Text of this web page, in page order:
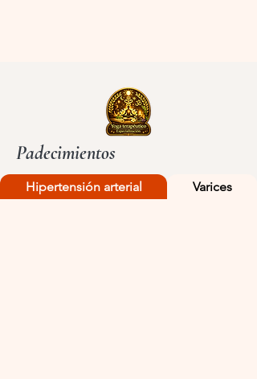
Padecimientos
Hipertensión arterial Varices